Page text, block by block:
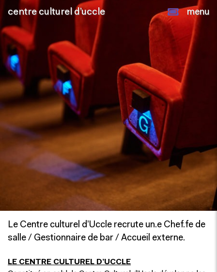
centre culturel d’uccle menu
Le Centre culturel d’Uccle recrute un.e Chef.fe de
salle / Gestionnaire de bar / Accueil externe.
LE CENTRE CULTUREL D’UCCLE